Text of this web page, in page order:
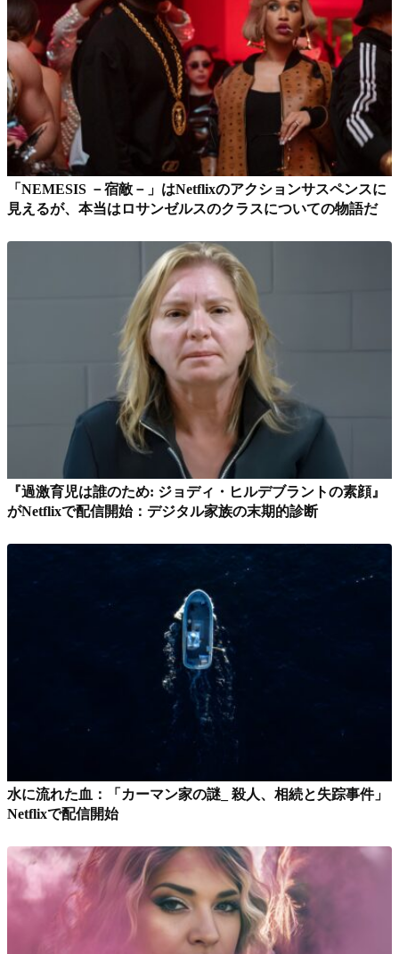
「NEMESIS －宿敵－」はNetflixのアクションサスペンスに
見えるが、本当はロサンゼルスのクラスについての物語だ
『過激育児は誰のため: ジョディ・ヒルデブラントの素顔』
がNetflixで配信開始：デジタル家族の末期的診断
水に流れた血：「カーマン家の謎_ 殺人、相続と失踪事件」
Netflixで配信開始